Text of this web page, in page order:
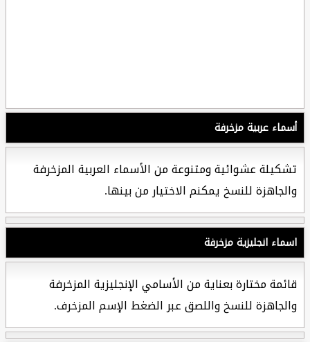
أسماء عربية مزخرفة
تشكيلة عشوائية ومتنوعة من الأسماء العربية المزخرفة
والجاهزة للنسخ يمكنم الاختيار من بينها.
اسماء انجليزية مزخرفة
قائمة مختارة بعناية من الأسامي الإنجليزية المزخرفة
والجاهزة للنسخ واللصق عبر الضغط الإسم المزخرف.